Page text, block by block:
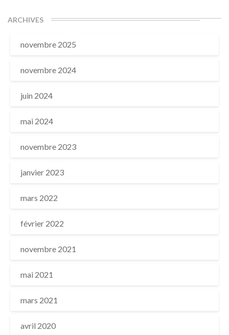
ARCHIVES
novembre 2025
novembre 2024
juin 2024
mai 2024
novembre 2023
janvier 2023
mars 2022
février 2022
novembre 2021
mai 2021
mars 2021
avril 2020